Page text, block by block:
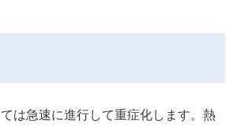
は急速に進行して重症化します。熱